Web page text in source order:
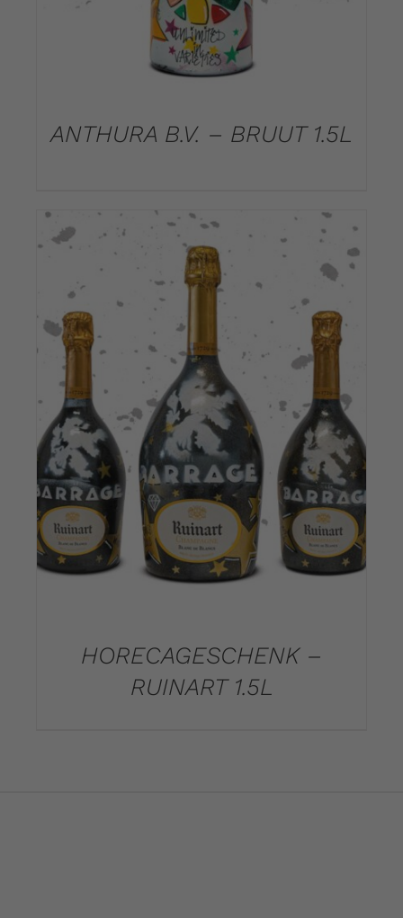
ANTHURA B.V. – BRUUT 1.5L
DETAILS
HORECAGESCHENK –
RUINART 1.5L